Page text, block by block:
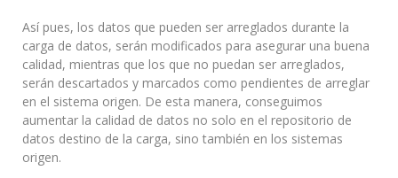
Así pues, los datos que pueden ser arreglados durante la
carga de datos, serán modificados para asegurar una buena
calidad, mientras que los que no puedan ser arreglados,
serán descartados y marcados como pendientes de arreglar
en el sistema origen. De esta manera, conseguimos
aumentar la calidad de datos no solo en el repositorio de
datos destino de la carga, sino también en los sistemas
origen.